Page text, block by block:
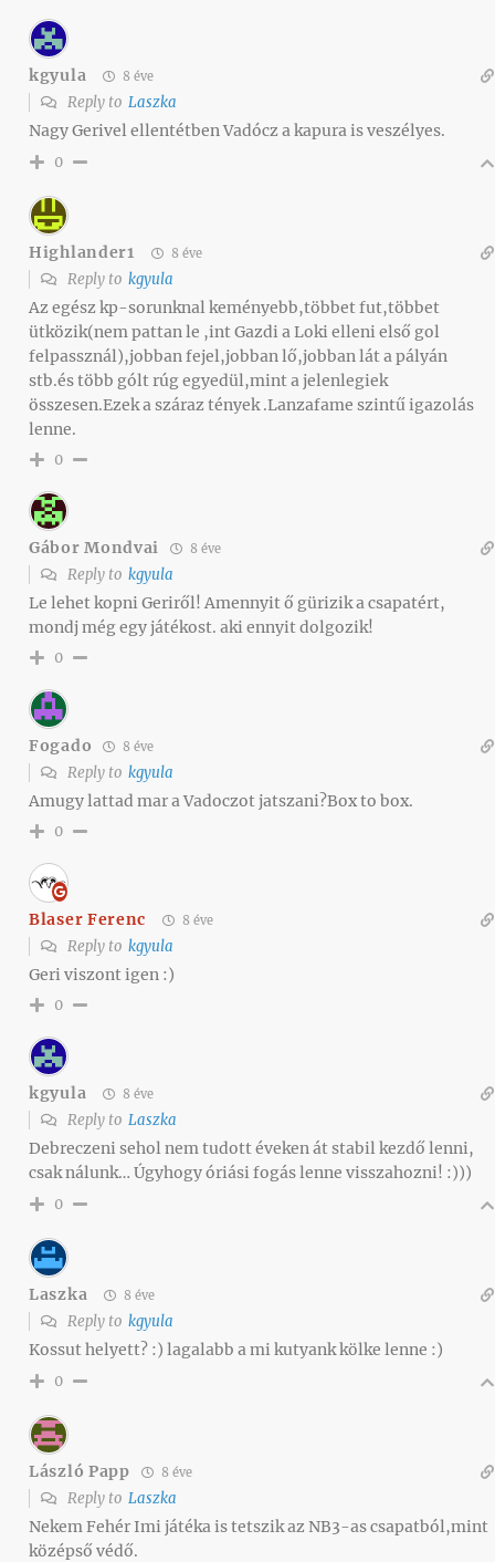
kgyula 8 éve
Reply to Laszka
Nagy Gerivel ellentétben Vadócz a kapura is veszélyes.
0
Highlander1 8 éve
Reply to kgyula
Az egész kp-sorunknal keményebb,többet fut,többet
ütközik(nem pattan le ,int Gazdi a Loki elleni első gol
felpassznál),jobban fejel,jobban lő,jobban lát a pályán
stb.és több gólt rúg egyedül,mint a jelenlegiek
összesen.Ezek a száraz tények .Lanzafame szintű igazolás
lenne.
0
Gábor Mondvai 8 éve
Reply to kgyula
Le lehet kopni Geriről! Amennyit ő gürizik a csapatért,
mondj még egy játékost. aki ennyit dolgozik!
0
Fogado 8 éve
Reply to kgyula
Amugy lattad mar a Vadoczot jatszani?Box to box.
0
Blaser Ferenc 8 éve
Reply to kgyula
Geri viszont igen :)
0
kgyula 8 éve
Reply to Laszka
Debreczeni sehol nem tudott éveken át stabil kezdő lenni,
csak nálunk… Úgyhogy óriási fogás lenne visszahozni! :)))
0
Laszka 8 éve
Reply to kgyula
Kossut helyett? :) lagalabb a mi kutyank kölke lenne :)
0
László Papp 8 éve
Reply to Laszka
Nekem Fehér Imi játéka is tetszik az NB3-as csapatból,mint
középső védő.